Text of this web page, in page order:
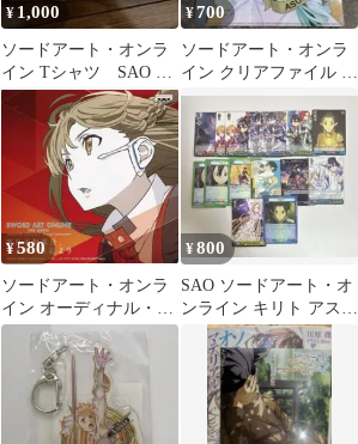
¥ 1,000
ソードアート・オンラ
イン Tシャツ SAO ア
スナ
¥700
ソードアート・オンラ
イン クリアファイル ア
スナ ウェディング
¥580
ソードアート・オンラ
イン オーディナル・ス
ケール ドラマCD アス
ナver.
¥800
SAO ソードアート・オ
ンライン キリト アスナ
ヴァイスシュヴァルツ